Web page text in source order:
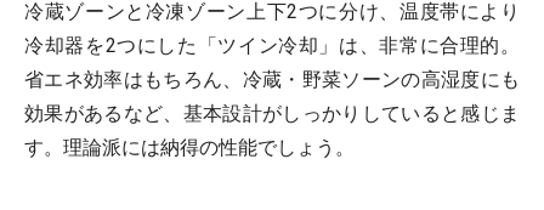
冷蔵ゾーンと冷凍ゾーン上下2つに分け、温度帯により
冷却器を2つにした「ツイン冷却」は、非常に合理的。
省エネ効率はもちろん、冷蔵・野菜ソーンの高湿度にも
効果があるなど、基本設計がしっかりしていると感じま
す。理論派には納得の性能でしょう。